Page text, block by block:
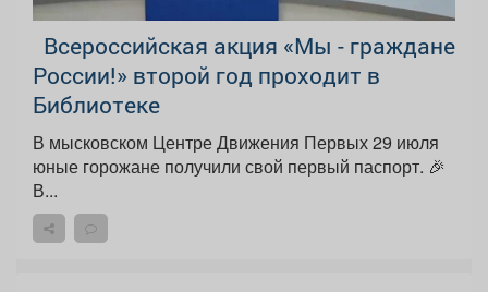
Всероссийская акция «Мы - граждане
России!» второй год проходит в
Библиотеке
В мысковском Центре Движения Первых 29 июля
юные горожане получили свой первый паспорт. 🎉
В...